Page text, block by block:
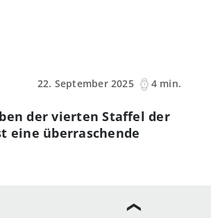
22. September 2025 4 min.
der vierten Staffel der
eine überraschende